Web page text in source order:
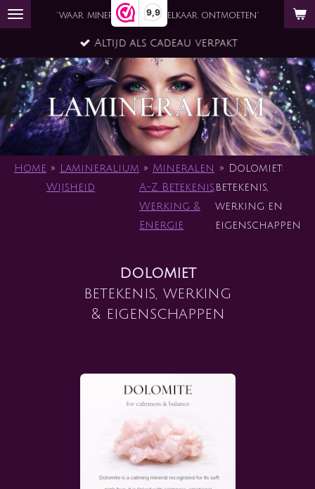
9,9
Ga
de
hoofdinhoud
`waar mineraal en ziel elkaar ontmoeten´
Altijd als cadeau verpakt
Home »
Lamineralium
Wijsheid
» Mineralen
A-Z Betekenis,
Werking &
Energie
»
Dolomiet:
betekenis,
werking en
eigenschappen
dolomiet
betekenis, werking
& eigenschappen